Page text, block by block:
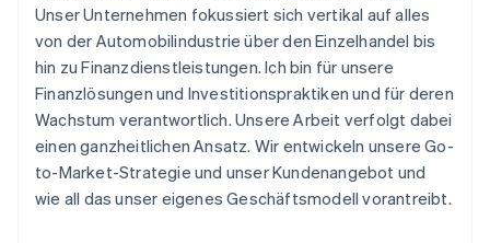
Unser Unternehmen fokussiert sich vertikal auf alles
von der Automobilindustrie über den Einzelhandel bis
hin zu Finanzdienstleistungen. Ich bin für unsere
Finanzlösungen und Investitionspraktiken und für deren
Wachstum verantwortlich. Unsere Arbeit verfolgt dabei
einen ganzheitlichen Ansatz. Wir entwickeln unsere Go-
to-Market-Strategie und unser Kundenangebot und
wie all das unser eigenes Geschäftsmodell vorantreibt.